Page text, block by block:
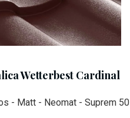
Wetterbest Cardinal
- Matt - Neomat - Suprem 50